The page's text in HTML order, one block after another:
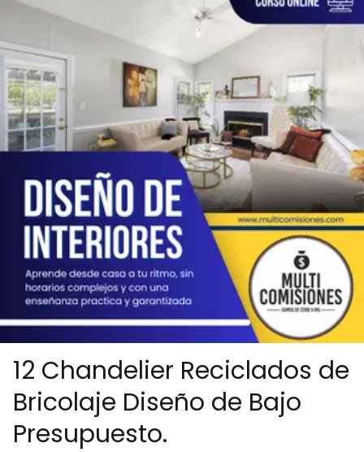
12 Chandelier Reciclados de
Bricolaje Diseño de Bajo
Presupuesto.